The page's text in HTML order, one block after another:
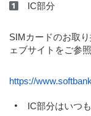
IC部分
SIMカードのお取
ェブサイトをご参
https://
IC部分はいつ